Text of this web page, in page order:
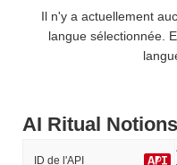
Il n'y a actuellement
langue sélectionnée.
AI Ritual
ID de l'API